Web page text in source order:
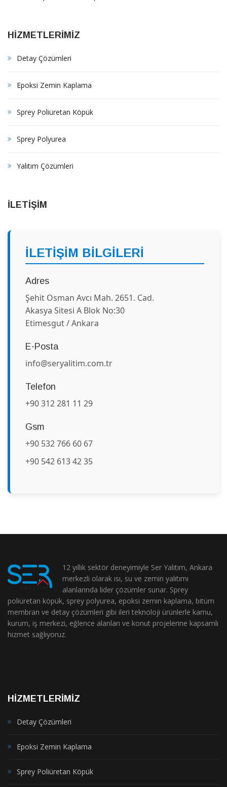
HİZMETLERİMİZ
Detay Çözümleri
Epoksi Zemin Kaplama
Sprey Poliüretan Köpük
Sprey Polyurea
Yalıtım Çözümleri
İLETİŞİM
İLETİŞİM BİLGİLERİ
Adres
Şehit Osman Avcı Mah. 2651. Cad.
Akasya Sitesi A Blok No:30
Etimesgut / Ankara
E-Posta
info@seryalitim.com.tr
Telefon
+90 312 281 11 29
Gsm
+90 532 766 60 67
+90 542 613 42 35
12 yıllık sektör deneyimiyle Ser Yalıtım, Ankara
merkezli olarak ısı, su ve zemin yalıtımı
alanlarında lider çözümler sunar. Sprey
poliüretan köpük, sprey polyurea, epoksi zemin kaplama, bitüm
membran ve detay çözümleri gibi ileri teknoloji ürünlerle kamu,
kurum, iş merkezi, eğlence alanları ve konut projelerine kapsamlı
hizmet sağlıyoruz.
HİZMETLERİMİZ
Detay Çözümleri
Epoksi Zemin Kaplama
Sprey Poliüretan Köpük